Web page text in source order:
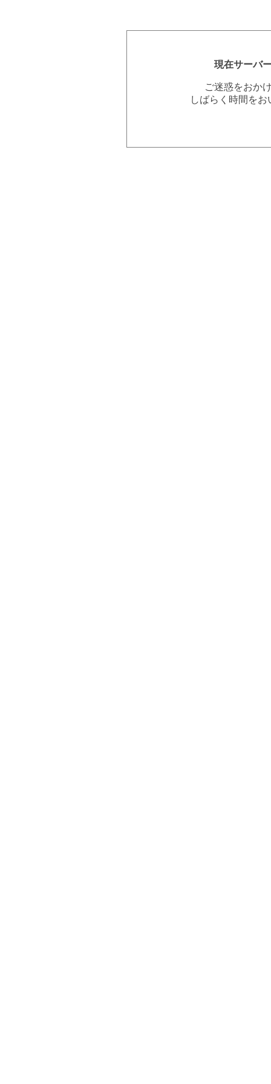
現在サーバ
ご迷惑をおか
しばらく時間を